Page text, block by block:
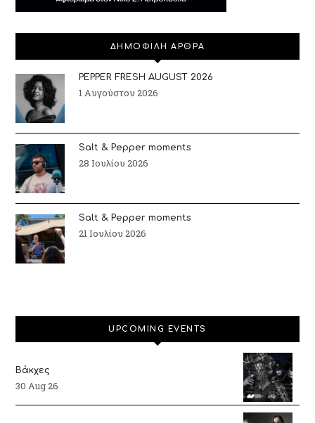
ΔΗΜΟΦΙΛΗ ΑΡΘΡΑ
PEPPER FRESH AUGUST 2026
1 Αυγούστου 2026
Salt & Pepper moments
28 Ιουλίου 2026
Salt & Pepper moments
21 Ιουλίου 2026
UPCOMING EVENTS
Βάκχες
30 Aug 26